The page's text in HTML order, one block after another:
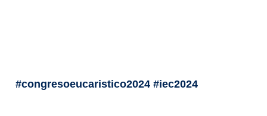
#congresoeucaristico2024 #iec2024